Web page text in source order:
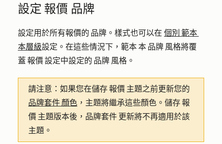
設定 報價 品牌
設定用於所有報價的 品牌。樣式也可以在 個別 範本
本層級設定。在這些情況下，範本 本 品牌 風格將覆
蓋 報價 設定中設定的 品牌 風格。
請注意： 如果您在儲存 報價 主題之前更新您的
品牌套件 顏色 ，主題將繼承這些顏色。儲存 報
價 主題版本後，品牌套件 更新將不再適用於該
主題。